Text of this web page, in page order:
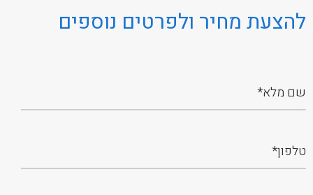
להצעת מחיר ולפרטים נוספים